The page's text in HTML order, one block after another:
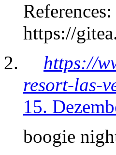
References:
https://
https://
resort-las-
15.
boogie